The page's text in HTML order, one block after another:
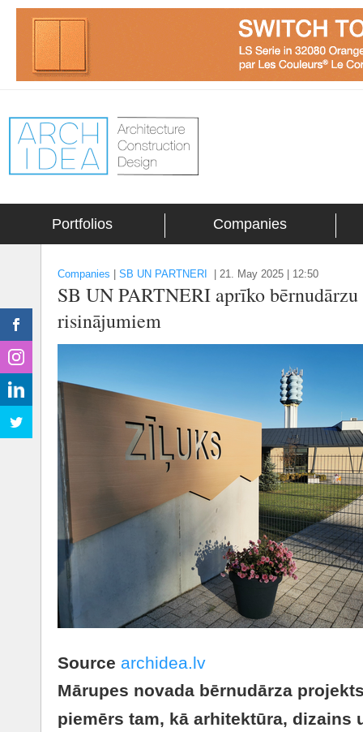
Portfolios Companies
Companies SB UN PARTNERI 21. May 2025 | 12:50
SB UN PARTNERI aprīko
risinājumiem
Source archidea.lv
Mārupes novada bērnudārza
piemērs tam, kā arhitektūra, dizains